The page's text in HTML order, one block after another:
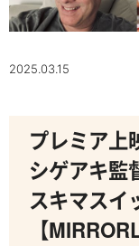
2025.03.15
プレミア上
シゲアキ監
スキマスイ
【